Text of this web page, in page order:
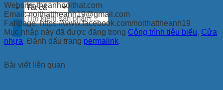
Tìm
kiếm:
Website: theanhnoithat.com
Email: noithattheanh19@gmail.com
Fanpage: https://www.facebook.com/noithattheanh19
Mục nhập này đã được đăng trong Công trình tiêu biểu, Cửa
nhựa. Đánh dấu trang permalink.
Bài viết liên quan